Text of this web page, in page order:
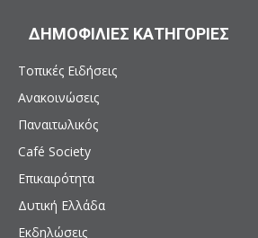
ΔΗΜΟΦΙΛΙΕΣ ΚΑΤΗΓΟΡΙΕΣ
Τοπικές Ειδήσεις
Ανακοινώσεις
Παναιτωλικός
Café Society
Επικαιρότητα
Δυτική Ελλάδα
Εκδηλώσεις